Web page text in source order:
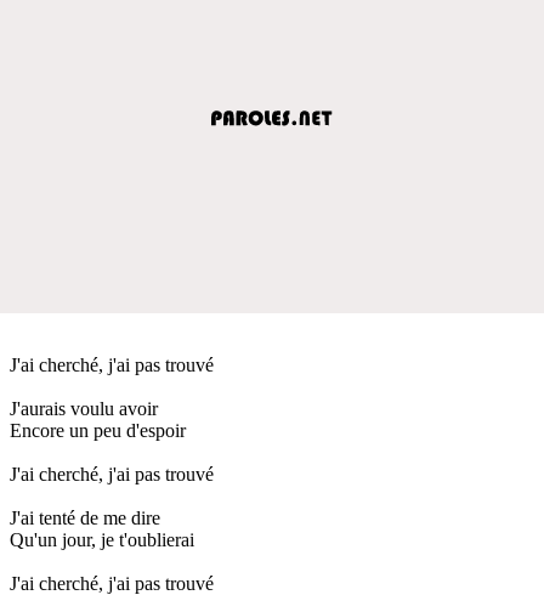
J'ai cherché, j'ai pas trouvé
J'aurais voulu avoir
Encore un peu d'espoir
J'ai cherché, j'ai pas trouvé
J'ai tenté de me dire
Qu'un jour, je t'oublierai
J'ai cherché, j'ai pas trouvé